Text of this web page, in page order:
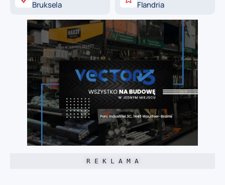
Bruksela Flandria
R E K L A M A